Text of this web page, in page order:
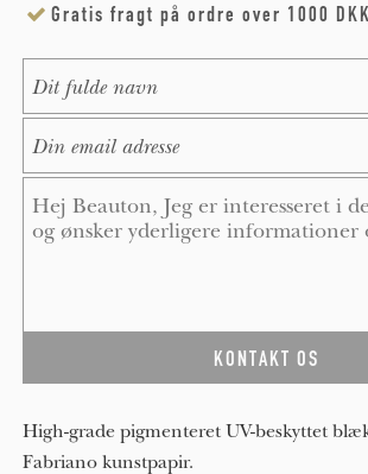
Gratis fragt på ordre over 1000 DKK
High-grade pigmenteret UV-beskyttet
Fabriano kunstpapir.